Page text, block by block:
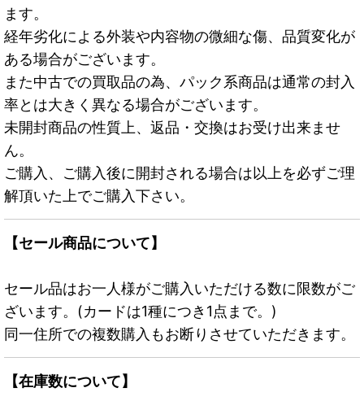
ます。
経年劣化による外装や内容物の微細な傷、品質変化が
ある場合がございます。
また中古での買取品の為、パック系商品は通常の封入
率とは大きく異なる場合がございます。
未開封商品の性質上、返品・交換はお受け出来ませ
ん。
ご購入、ご購入後に開封される場合は以上を必ずご理
解頂いた上でご購入下さい。
【セール商品について】
セール品はお一人様がご購入いただける数に限数がご
ざいます。(カードは1種につき1点まで。)
同一住所での複数購入もお断りさせていただきます。
【在庫数について】